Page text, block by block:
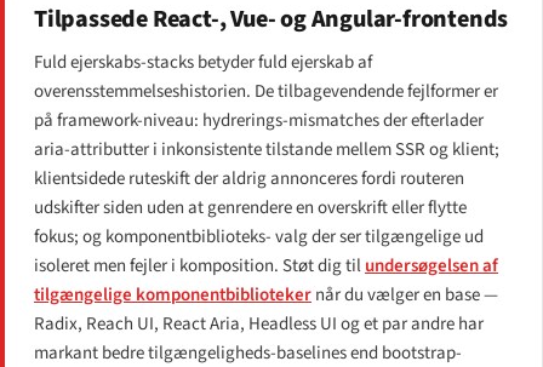
Tilpassede React-, Vue- og Angular-frontends
Fuld ejerskabs-stacks betyder fuld ejerskab af
overensstemmelseshistorien. De tilbagevendende fejlformer er
på framework-niveau: hydrerings-mismatches der efterlader
aria-attributter i inkonsistente tilstande mellem SSR og klient;
klientsidede ruteskift der aldrig annonceres fordi routeren
udskifter siden uden at genrendere en overskrift eller flytte
fokus; og komponentbiblioteks- valg der ser tilgængelige ud
isoleret men fejler i komposition. Støt dig tilundersøgelsen af
tilgængelige komponentbibliotekernår du vælger en base —
Radix, Reach UI, React Aria, Headless UI og et par andre har
markant bedre tilgængeligheds-baselines end bootstrap-